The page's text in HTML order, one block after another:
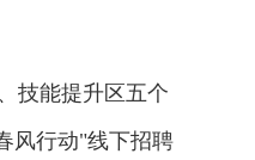
技能提升区五个
风行动"线下招聘